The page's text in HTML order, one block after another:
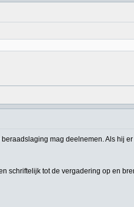
mag deelnemen. Als hij
schriftelijk tot de vergadering op en